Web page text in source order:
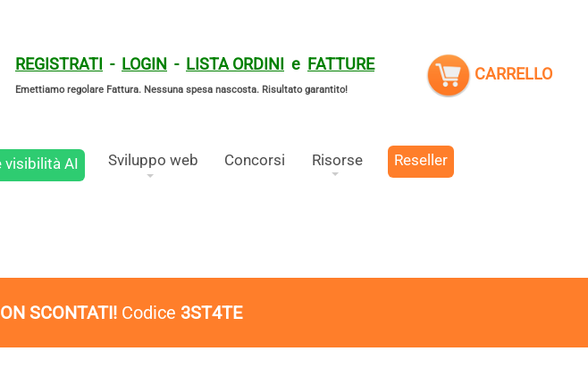
REGISTRATI - LOGIN - LISTA ORDINI e FATTURE
Emettiamo regolare Fattura. Nessuna spesa nascosta. Risultato garantito!
CARRELLO
visibilità AI Sviluppo web Concorsi Risorse
Reseller
SCONTATI! Codice 3ST4TE